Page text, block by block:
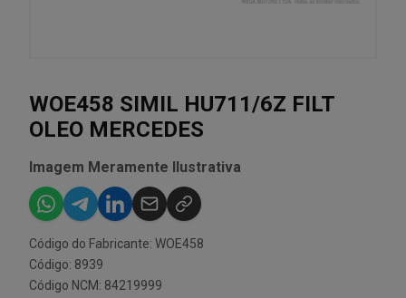
WOE458 SIMIL HU711/6Z FILT
OLEO MERCEDES
Imagem Meramente Ilustrativa
Código do Fabricante: WOE458
Código: 8939
Código NCM: 84219999